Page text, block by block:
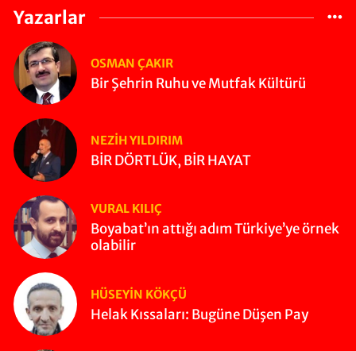
Yazarlar
OSMAN ÇAKIR
Bir Şehrin Ruhu ve Mutfak Kültürü
NEZIH YILDIRIM
BİR DÖRTLÜK, BİR HAYAT
VURAL KILIÇ
Boyabat’ın attığı adım Türkiye’ye örnek
olabilir
HÜSEYIN KÖKÇÜ
Helak Kıssaları: Bugüne Düşen Pay